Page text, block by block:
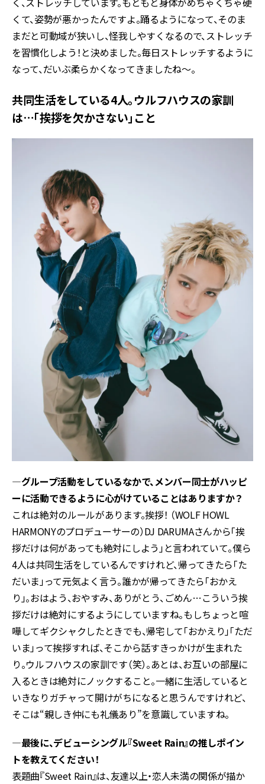
くて、姿勢が悪かったんですよ。踊るようになって、そのま
まだと可動域が狭いし、怪我しやすくなるので、ストレッチ
を習慣化しよう！と決めました。毎日ストレッチするように
なって、だいぶ柔らかくなってきましたね〜。
共同生活をしている4人。ウルフハウスの家訓
は…「挨拶を欠かさない」こと
―グループ活動をしているなかで、メンバー同士がハッピ
ーに活動できるように心がけていることはありますか？
これは絶対のルールがあります。挨拶！ （WOLF HOWL
HARMONYのプロデューサーの）DJ DARUMAさんから「挨
拶だけは何があっても絶対にしよう」と言われていて。僕ら
4人は共同生活をしているんですけれど、帰ってきたら「た
だいま」って元気よく言う。誰かが帰ってきたら「おかえ
り」。おはよう、おやすみ、ありがとう、ごめん…こういう挨
拶だけは絶対にするようにしていますね。もしちょっと喧
嘩してギクシャクしたときでも、帰宅して「おかえり」「ただ
いま」って挨拶すれば、そこから話すきっかけが生まれた
り。ウルフハウスの家訓です（笑）。あとは、お互いの部屋に
入るときは絶対にノックすること。一緒に生活していると
いきなりガチャって開けがちになると思うんですけれど、
そこは“親しき仲にも礼儀あり”を意識していますね。
―最後に、デビューシングル『Sweet Rain』の推しポイン
トを教えてください！
表題曲『Sweet Rain』は、友達以上・恋人未満の関係が描か